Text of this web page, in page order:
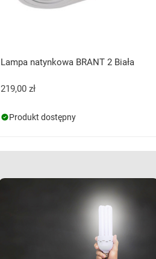
Lampa natynkowa BRANT 2 Biała
219,00 zł
Produkt dostępny